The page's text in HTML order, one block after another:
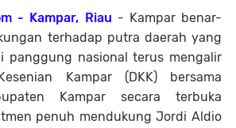
- Kampar, Riau - Kampar benar-
terhadap putra daerah yang
panggung nasional terus mengalir
Kampar (DKK) bersama
Kampar secara terbuka
penuh mendukung Jordi Aldio